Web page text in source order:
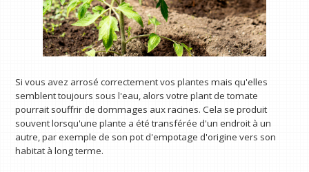
Si vous avez arrosé correctement vos plantes mais qu'elles
semblent toujours sous l'eau, alors votre plant de tomate
pourrait souffrir de dommages aux racines. Cela se produit
souvent lorsqu'une plante a été transférée d'un endroit à un
autre, par exemple de son pot d'empotage d'origine vers son
habitat à long terme.